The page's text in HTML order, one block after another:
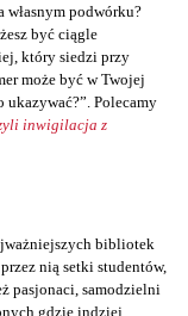
podwórku?
być ciągle
który siedzi przy
może być w Twojej
ukazywać?”. Polecamy
inwigilacja z
bibliotek
nią setki studentów,
pasjonaci, samodzielni
gdzie indziej